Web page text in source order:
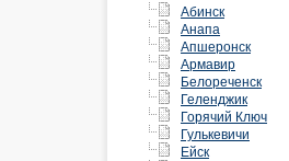
Абинск
Анапа
Апшеронск
Армавир
Белореченск
Геленджик
Горячий Ключ
Гулькевичи
Ейск